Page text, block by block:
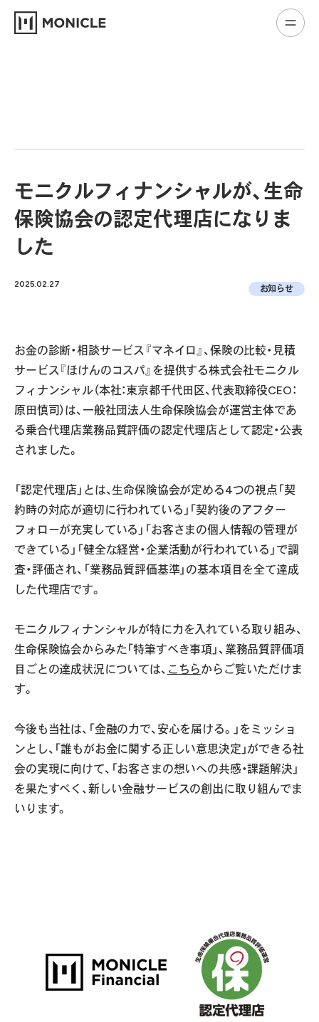
モニクルフィナンシャルが、生命
保険協会の認定代理店になりま
した
2025.02.27 お知らせ
お金の診断・相談サービス『マネイロ』、保険の比較・見積
サービス『ほけんのコスパ』を提供する株式会社モニクル
フィナンシャル（本社：東京都千代田区、代表取締役CEO：
原田慎司）は、一般社団法人生命保険協会が運営主体であ
る乗合代理店業務品質評価の認定代理店として認定・公表
されました。
「認定代理店」とは、生命保険協会が定める4つの視点「契
約時の対応が適切に行われている」「契約後のアフター
フォローが充実している」「お客さまの個人情報の管理が
できている」「健全な経営・企業活動が行われている」で調
査・評価され、「業務品質評価基準」の基本項目を全て達成
した代理店です。
モニクルフィナンシャルが特に力を入れている取り組み、
生命保険協会からみた「特筆すべき事項」、業務品質評価項
目ごとの達成状況については、 こちらからご覧いただけま
す。
今後も当社は、「金融の力で、安心を届ける。」をミッショ
ンとし、「誰もがお金に関する正しい意思決定」ができる社
会の実現に向けて、「お客さまの想いへの共感・課題解決」
を果たすべく、新しい金融サービスの創出に取り組んでま
いります。